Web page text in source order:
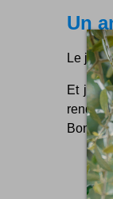
Un
Le
Et je
Bon, je